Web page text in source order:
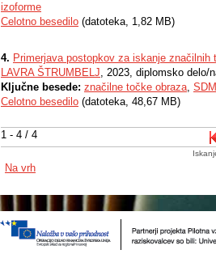
1 - 4 / 4
izoforme
Celotno besedilo (datoteka, 1,82 MB)
4. Primerjava postopkov za iskanje značilnih
LAVRA ŠTRUMBELJ, 2023, diplomsko delo/
Ključne besede: značilne točke obraza, SDM
Celotno besedilo (datoteka, 48,67 MB)
Na vrh